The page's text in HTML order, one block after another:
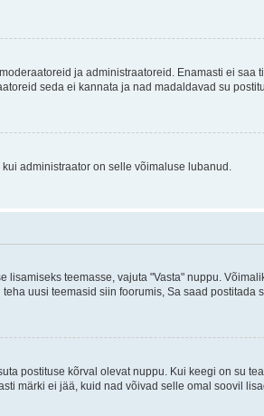
ja administraatoreid. Enamasti ei saa
seda ei kannata ja nad madaldavad su
administraator on selle võimaluse lubanud.
teemasse, vajuta "Vasta" nuppu.
uusi teemasid siin foorumis, Sa saad postitada
postituse kõrval olevat nuppu. Kui keegi on su
märki ei jää, kuid nad võivad selle omal soovil